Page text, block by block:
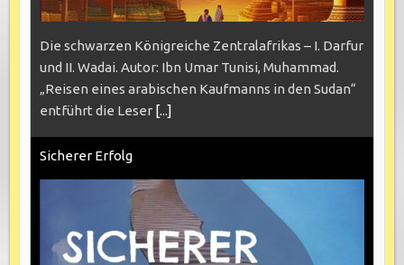
Die schwarzen Königreiche Zentralafrikas – I. Darfur
und II. Wadai. Autor: Ibn Umar Tunisi, Muhammad.
„Reisen eines arabischen Kaufmanns in den Sudan“
entführt die Leser [...]
Sicherer Erfolg